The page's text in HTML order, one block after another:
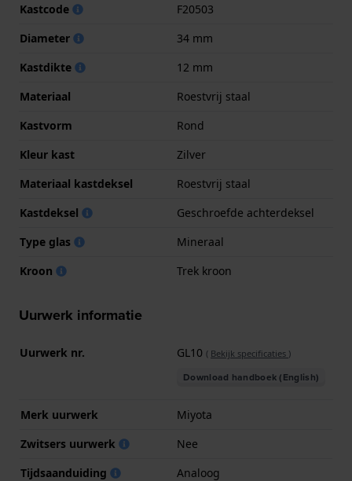
Kastcode
F20503
Diameter
34 mm
Kastdikte
12 mm
Materiaal
Roestvrij staal
Kastvorm
Rond
Kleur kast
Zilver
Materiaal kastdeksel
Roestvrij staal
Kastdeksel
Geschroefde achterdeksel
Type glas
Mineraal
Kroon
Trek kroon
Uurwerk informatie
Uurwerk nr. GL10 ( Bekijk specificaties )
Download handboek (English)
Merk uurwerk
Miyota
Zwitsers uurwerk
Nee
Tijdsaanduiding
Analoog